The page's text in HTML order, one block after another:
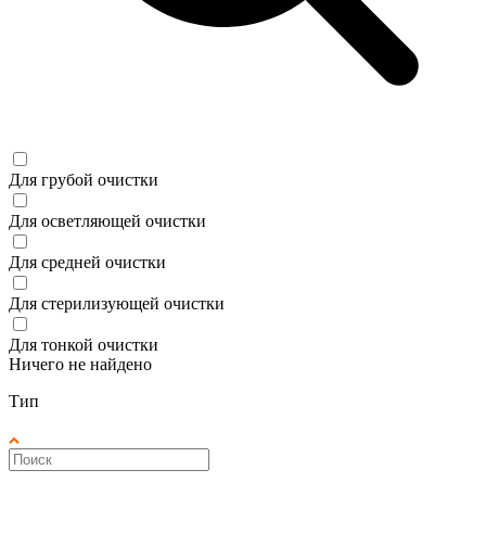
Для грубой очистки
Для осветляющей очистки
Для средней очистки
Для стерилизующей очистки
Для тонкой очистки
Ничего не найдено
Тип